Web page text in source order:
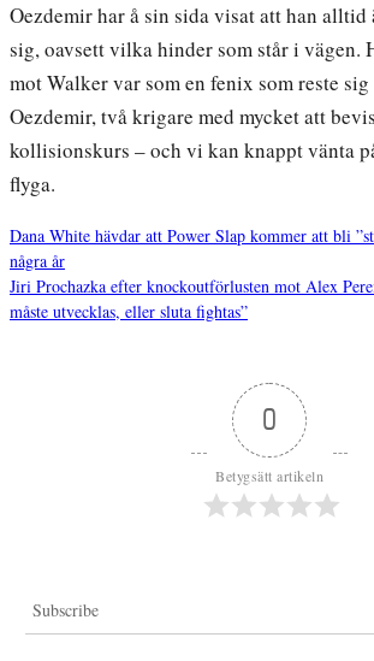
Oezdemir har å sin sida visat att han alltid
sig, oavsett vilka hinder som står i vägen.
mot Walker var som en fenix som reste
Oezdemir, två krigare med mycket att
kollisionskurs – och vi kan knappt vänta
flyga.
Inläggsnavigering
Dana White hävdar att Power Slap kommer att bli
några år
Jiri Prochazka efter knockoutförlusten mot Alex
måste utvecklas, eller sluta fightas”
0
Betygsätt artikeln
Subscribe